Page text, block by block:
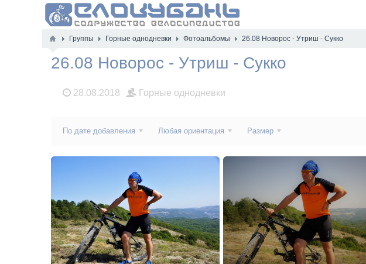
Группы Горные однодневки Фотоальбомы 26.08 Новорос - Утриш - Сукко
26.08 Новорос - Утриш - Сукко
28.08.2018 Горные однодневки
По дате добавления Любая ориентация Размер